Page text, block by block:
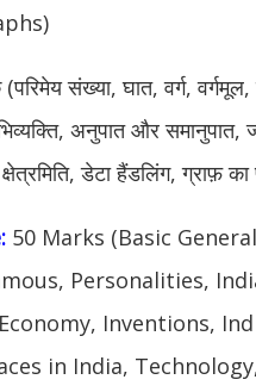
संख्या, घात, वर्ग,
अनुपात और
डेटा हैंडलिंग, ग्राफ़
50 Marks (Basic
Personalities,
Inventions,
in India,